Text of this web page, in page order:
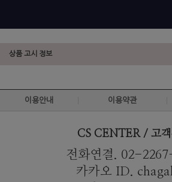
상품 고시 정보
이용안내 이용약관
CS CENTER / 고객
전화연결. 02-
카카오 ID.